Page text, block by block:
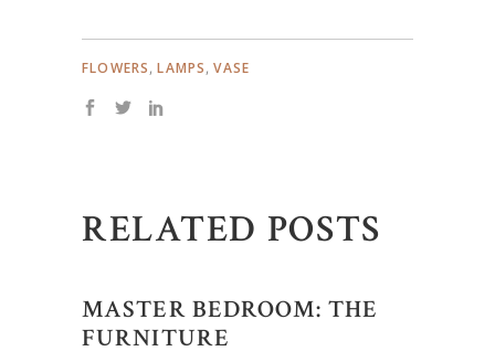
FLOWERS,LAMPS,VASE
RELATED POSTS
MASTER BEDROOM: THE
FURNITURE